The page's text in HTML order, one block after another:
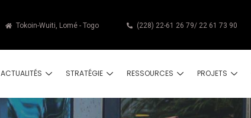
Tokoin-Wuiti, Lomé - Togo (228) 22-61 26 79/ 22 61 73 90
ACTUALITÉS STRATÉGIE RESSOURCES PROJETS